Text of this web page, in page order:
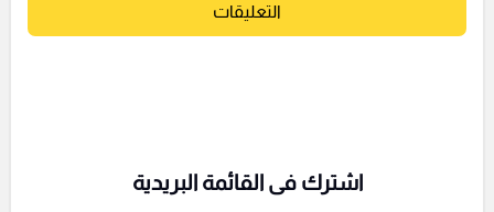
التعليقات
اشترك فى القائمة البريدية